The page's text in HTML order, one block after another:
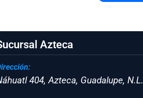
Azteca
404, Azteca, Guadalupe, N.L.